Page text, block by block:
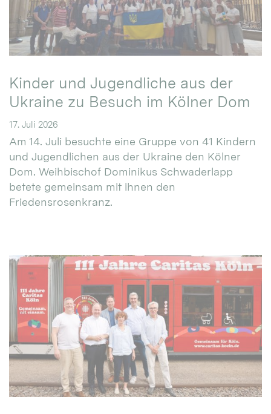
Kinder und Jugendliche aus der
Ukraine zu Besuch im Kölner Dom
17. Juli 2026
Am 14. Juli besuchte eine Gruppe von 41 Kindern
und Jugendlichen aus der Ukraine den Kölner
Dom. Weihbischof Dominikus Schwaderlapp
betete gemeinsam mit ihnen den
Friedensrosenkranz.